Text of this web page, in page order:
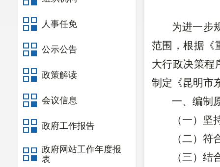
人事任免
公示公告
政策解读
会议信息
政府工作报告
政府网站工作年度报
表
为进一步
范围，根据《
大行政决策程
制定《昆明市
一、编制
（一）
（二）
（三）